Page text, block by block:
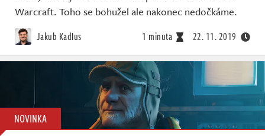
Warcraft. Toho se bohužel ale nakonec nedočkáme.
Jakub Kadlus 1 minuta 22. 11. 2019
NOVINKA